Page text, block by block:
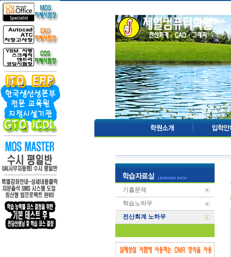
기출문제
학습노하우
전산회계 노하우